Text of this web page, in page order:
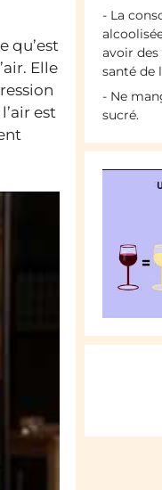
qu’est
Elle
est
- La
avoir des
santé de
- Ne
sucré.